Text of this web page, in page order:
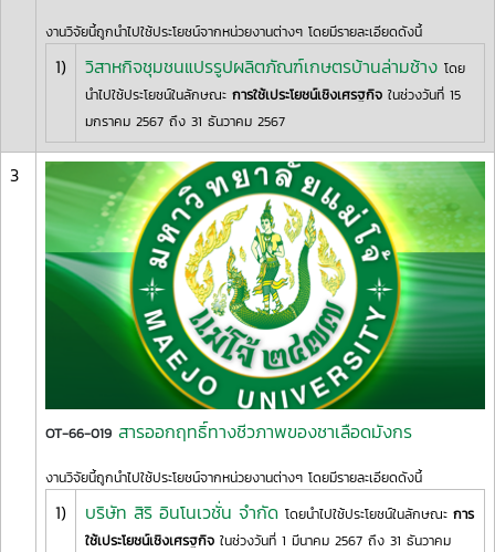
งานวิจัยนี้ถูกนำไปใช้ประโยชน์จากหน่วยงานต่างๆ โดยมีรายละเอียดดังนี้
1) วิสาหกิจชุมชนแปรรูปผลิตภัณฑ์เกษตรบ้านล่ามช้าง โดย
นำไปใช้ประโยชน์ในลักษณะ การใช้เประโยชน์เชิงเศรฐกิจ ในช่วงวันที่ 15
มกราคม 2567 ถึง 31 ธันวาคม 2567
3
OT-66-019 สารออกฤทธิ์ทางชีวภาพของชาเลือดมังกร
งานวิจัยนี้ถูกนำไปใช้ประโยชน์จากหน่วยงานต่างๆ โดยมีรายละเอียดดังนี้
1) บริษัท สิริ อินโนเวชั่น จำกัด โดยนำไปใช้ประโยชน์ในลักษณะ การ
ใช้เประโยชน์เชิงเศรฐกิจ ในช่วงวันที่ 1 มีนาคม 2567 ถึง 31 ธันวาคม